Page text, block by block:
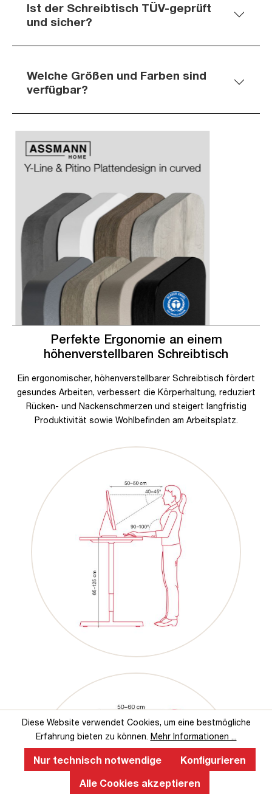
Ist der Schreibtisch TÜV-geprüft
und sicher?
Welche Größen und Farben sind
verfügbar?
Perfekte Ergonomie an einem
höhenverstellbaren Schreibtisch
Ein ergonomischer, höhenverstellbarer Schreibtisch fördert
gesundes Arbeiten, verbessert die Körperhaltung, reduziert
Rücken- und Nackenschmerzen und steigert langfristig
Produktivität sowie Wohlbefinden am Arbeitsplatz.
Diese Website verwendet Cookies, um eine bestmögliche
Erfahrung bieten zu können. Mehr Informationen ...
Nur technisch notwendige
Konfigurieren
Alle Cookies akzeptieren